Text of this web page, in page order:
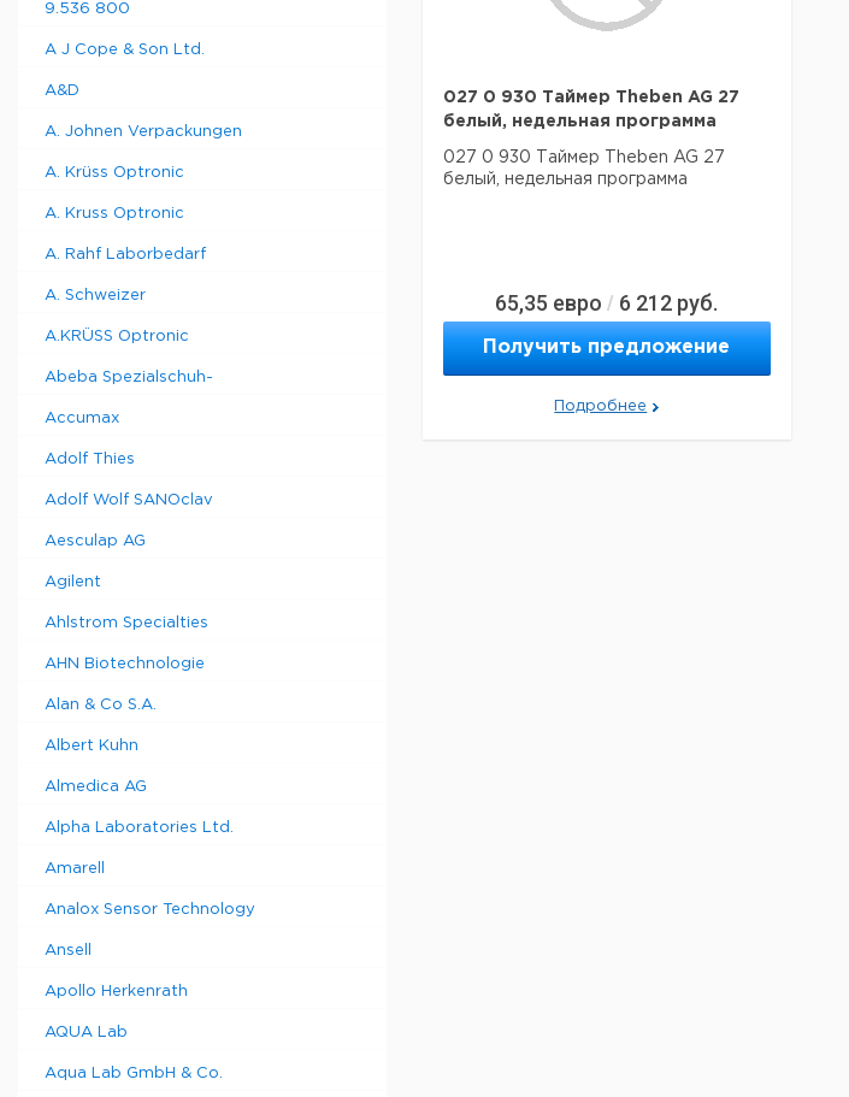
9.536 800
A J Cope & Son Ltd.
A&D
A. Johnen Verpackungen
A. Krüss Optronic
A. Kruss Optronic
A. Rahf Laborbedarf
A. Schweizer
A.KRÜSS Optronic
Abeba Spezialschuh-
Accumax
Adolf Thies
Adolf Wolf SANOclav
Aesculap AG
Agilent
Ahlstrom Specialties
AHN Biotechnologie
Alan & Co S.A.
Albert Kuhn
Almedica AG
Alpha Laboratories Ltd.
Amarell
Analox Sensor Technology
Ansell
Apollo Herkenrath
AQUA Lab
Aqua Lab GmbH & Co.
027 0 930 Таймер Theben AG 27
белый, недельная программа
027 0 930 Таймер Theben AG 27
белый, недельная программа
65,35 евро / 6 212 руб.
Получить предложение
Подробнее